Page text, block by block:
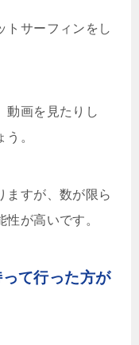
トサーフィンをし
動画を見たりし
。
ますが、数が限ら
が高いです。
て行った方が